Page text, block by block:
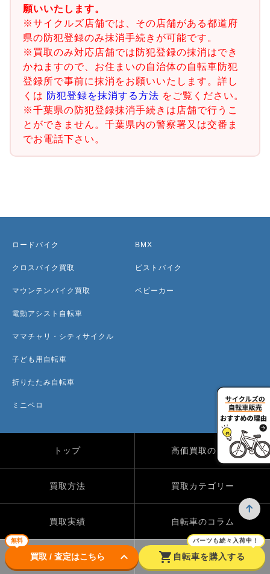
願いいたします。
※サイクルズ店舗では、その店舗がある都道府
県の防犯登録のみ抹消手続きが可能です。
※買取のみ対応店舗では防犯登録の抹消はでき
かねますので、お住まいの自治体の自転車防犯
登録所で事前に抹消をお願いいたします。詳し
くは 防犯登録を抹消する方法 をご覧ください。
※千葉県の防犯登録抹消手続きは店舗で行うこ
とができません。千葉県内の警察署又は交番ま
でお電話下さい。
無料
買取 / 査定はこちら keyboard_arrow_down shopping_cart
パーツも続々入荷中！
自転車を購入する
ロードバイク
クロスバイク買取
マウンテンバイク買取
電動アシスト自転車
ママチャリ・シティサイクル
子ども用自転車
折りたたみ自転車
ミニベロ
BMX
ピストバイク
ベビーカー
トップ 高価買取のワケ
買取方法 買取カテゴリー
買取実績 自転車のコラム
店舗一覧 よくある質問